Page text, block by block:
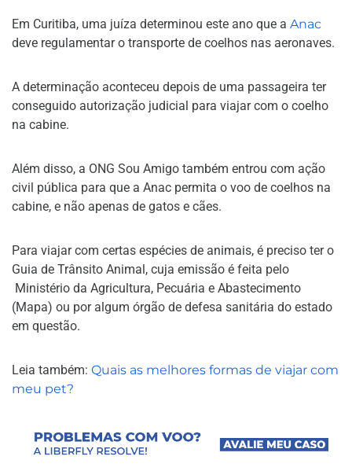
Em Curitiba, uma juíza determinou este ano que a Anac
deve regulamentar o transporte de coelhos nas aeronaves.
A determinação aconteceu depois de uma passageira ter
conseguido autorização judicial para viajar com o coelho
na cabine.
Além disso, a ONG Sou Amigo também entrou com ação
civil pública para que a Anac permita o voo de coelhos na
cabine, e não apenas de gatos e cães.
Para viajar com certas espécies de animais, é preciso ter o
Guia de Trânsito Animal, cuja emissão é feita pelo
Ministério da Agricultura, Pecuária e Abastecimento
(Mapa) ou por algum órgão de defesa sanitária do estado
em questão.
Leia também: Quais as melhores formas de viajar com
meu pet?